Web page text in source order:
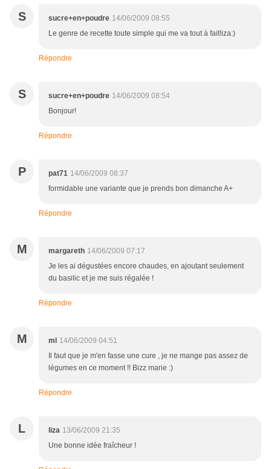
S sucre+en+poudre 14/06/2009 08:55
Le genre de recette toute simple qui me va tout à fait!iza:)
Répondre
S sucre+en+poudre 14/06/2009 08:54
Bonjour!
Répondre
P pat71 14/06/2009 08:37
formidable une variante que je prends bon dimanche A+
Répondre
M margareth 14/06/2009 07:17
Je les ai dégustées encore chaudes, en ajoutant seulement
du basilic et je me suis régalée !
Répondre
M ml
14/06/2009 04:51
Il faut que je m'en fasse une cure , je ne mange pas assez de
légumes en ce moment !! Bizz marie :)
Répondre
L liza 13/06/2009 21:35
Une bonne idée fraîcheur !